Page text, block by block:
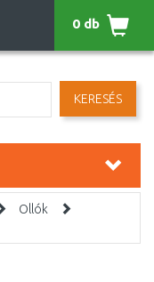
KERESÉS
0 db
Ollók